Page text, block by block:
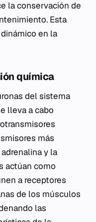
la conservación de
Esta
en la
química
del sistema
lleva a cabo
más
y la
actúan como
a receptores
de los músculos
las